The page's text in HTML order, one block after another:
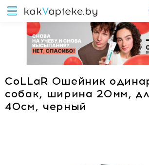
CoLLaR Ошейник
собак, ширина 20мм,
40см, черный